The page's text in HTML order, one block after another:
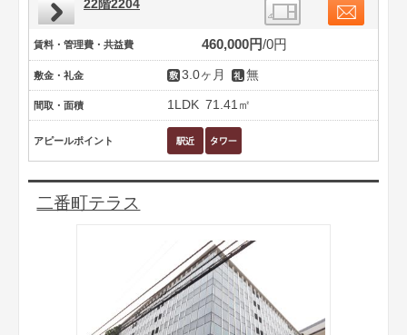
22階2204
賃料・管理費・共益費 460,000円 0円
敷金・礼金 3.0ヶ月 無
間取・面積 1LDK 71.41㎡
アピールポイント
二番町テラス